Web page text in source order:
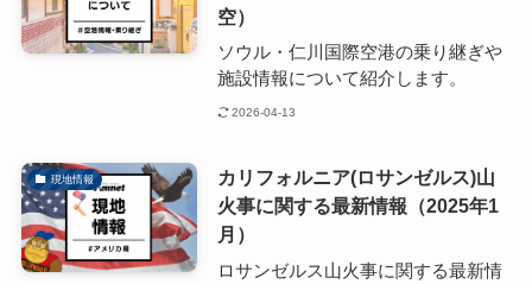
空）
ソウル・仁川国際空港の乗り継ぎや
施設情報について紹介します。
2026-04-13
現地情報
カリフォルニア(ロサンゼルス)山
火事に関する最新情報（2025年1
月）
ロサンゼルス山火事に関する最新情